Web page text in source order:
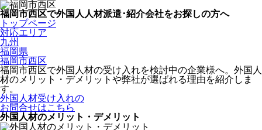
福岡市西区で外国人人材派遣･紹介会社をお探しの方へ
トップページ
対応エリア
九州
福岡県
福岡市西区
福岡市西区で外国人材の受け入れを検討中の企業様へ。外国人
材のメリット・デメリットや弊社が選ばれる理由を紹介しま
す。
外国人材受け入れの
お問合せはこちら
外国人材のメリット・デメリット